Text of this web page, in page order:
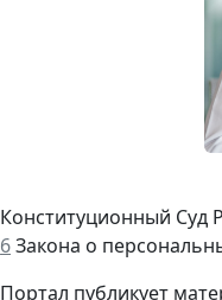
Конституционный Суд
6Закона о
Портал публикует